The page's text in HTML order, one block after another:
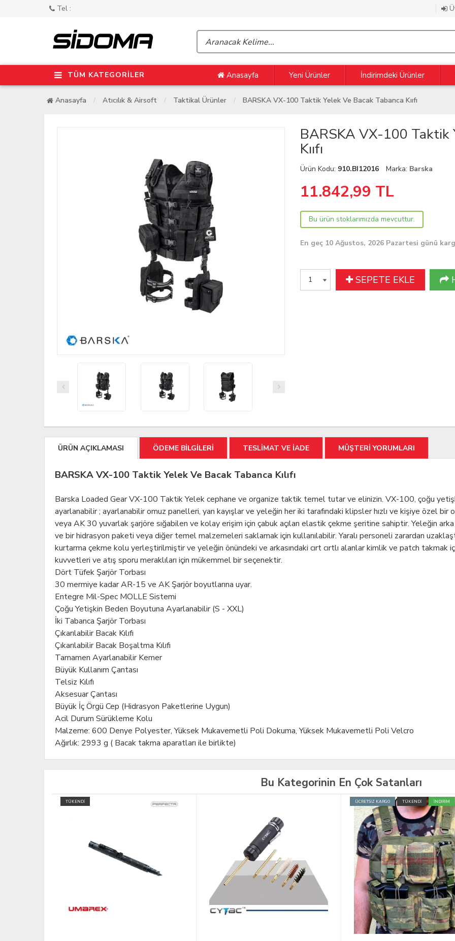
Tel :
TÜM KATEGORİLER Anasayfa Yeni Ürünler İndirimdeki Ürünler
Anasayfa Atıcılık & Airsoft Taktikal Ürünler BARSKA VX-100 Taktik Yelek Ve Bacak Tabanca Kııfı
BARSKA VX-100 Taktik
Kııfı
Ürün Kodu: 910.BI12016 Marka: Barska
11.842,99 TL
Bu ürün stoklarımızda mevcuttur.
En geç 10 Ağustos, 2026 Pazartesi günü
SEPETE EKLE
ÜRÜN AÇIKLAMASI ÖDEME BİLGİLERİ TESLİMAT VE İADE MÜŞTERİ YORUMLARI
BARSKA VX-100 Taktik Yelek Ve Bacak Tabanca Kılıfı
Barska Loaded Gear VX-100 Taktik Yelek cephane ve organize taktik temel tutar ve elinizin. VX-100, çoğu
ayarlanabilir ; ayarlanabilir omuz panelleri, yan kayışlar ve yeleğin her iki tarafındaki klipsler hızlı ve kişiye özel
veya AK 30 yuvarlak şarjöre sığabilen ve kolay erişim için çabuk açılan elastik çekme şeritine sahiptir.Yeleğin
ve bir hidrasyon paketi veya diğer temel malzemeleri saklamak için kullanılabilir. Yaralı personeli zarardan
kurtarma çekme kolu yerleştirilmiştir ve yeleğin önündeki ve arkasındaki cırt cırtlı alanlar kimlik ve patch
kuvvetleri ve atış sporu meraklıları için mükemmel bir seçenektir.
Dört Tüfek Şarjör Torbası
30 mermiye kadar AR-15 ve AK Şarjör boyutlarına uyar.
Entegre Mil-Spec MOLLE Sistemi
Çoğu Yetişkin Beden Boyutuna Ayarlanabilir (S - XXL)
İki Tabanca Şarjör Torbası
Çıkarılabilir Bacak Kılıfı
Çıkarılabilir Bacak Boşaltma Kılıfı
Tamamen Ayarlanabilir Kemer
Büyük Kullanım Çantası
Telsiz Kılıfı
Aksesuar Çantası
Büyük İç Örgü Cep (Hidrasyon Paketlerine Uygun)
Acil Durum Sürükleme Kolu
Malzeme: 600 Denye Polyester, Yüksek Mukavemetli Poli Dokuma, Yüksek Mukavemetli Poli Velcro
Ağırlık: 2993 g ( Bacak takma aparatları ile birlikte)
Bu Kategorinin En Çok Satanları